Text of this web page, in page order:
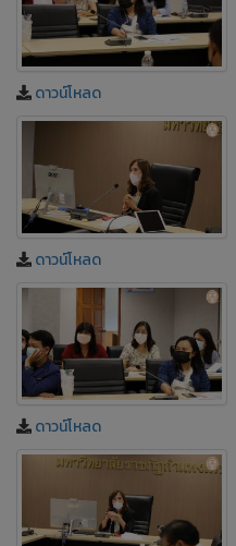
ดาวน์โหลด
ดาวน์โหลด
ดาวน์โหลด